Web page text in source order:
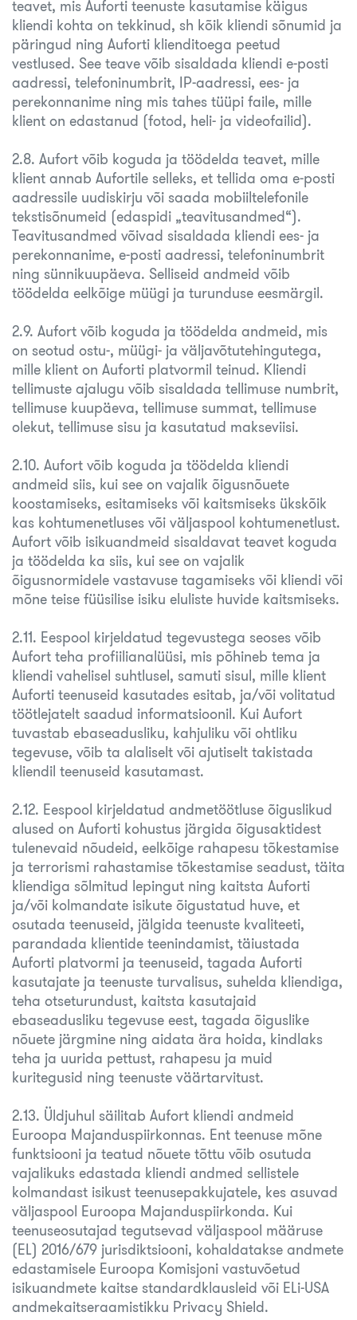
teavet, mis Auforti teenuste kasutamise käigus
kliendi kohta on tekkinud, sh kõik kliendi sõnumid ja
päringud ning Auforti klienditoega peetud
vestlused. See teave võib sisaldada kliendi e-posti
aadressi, telefoninumbrit, IP-aadressi, ees- ja
perekonnanime ning mis tahes tüüpi faile, mille
klient on edastanud (fotod, heli- ja videofailid).
2.8. Aufort võib koguda ja töödelda teavet, mille
klient annab Aufortile selleks, et tellida oma e-posti
aadressile uudiskirju või saada mobiiltelefonile
tekstisõnumeid (edaspidi „teavitusandmed“).
Teavitusandmed võivad sisaldada kliendi ees- ja
perekonnanime, e-posti aadressi, telefoninumbrit
ning sünnikuupäeva. Selliseid andmeid võib
töödelda eelkõige müügi ja turunduse eesmärgil.
2.9. Aufort võib koguda ja töödelda andmeid, mis
on seotud ostu-, müügi- ja väljavõtutehingutega,
mille klient on Auforti platvormil teinud. Kliendi
tellimuste ajalugu võib sisaldada tellimuse numbrit,
tellimuse kuupäeva, tellimuse summat, tellimuse
olekut, tellimuse sisu ja kasutatud makseviisi.
2.10. Aufort võib koguda ja töödelda kliendi
andmeid siis, kui see on vajalik õigusnõuete
koostamiseks, esitamiseks või kaitsmiseks ükskõik
kas kohtumenetluses või väljaspool kohtumenetlust.
Aufort võib isikuandmeid sisaldavat teavet koguda
ja töödelda ka siis, kui see on vajalik
õigusnormidele vastavuse tagamiseks või kliendi või
mõne teise füüsilise isiku eluliste huvide kaitsmiseks.
2.11. Eespool kirjeldatud tegevustega seoses võib
Aufort teha profiilianalüüsi, mis põhineb tema ja
kliendi vahelisel suhtlusel, samuti sisul, mille klient
Auforti teenuseid kasutades esitab, ja/või volitatud
töötlejatelt saadud informatsioonil. Kui Aufort
tuvastab ebaseadusliku, kahjuliku või ohtliku
tegevuse, võib ta alaliselt või ajutiselt takistada
kliendil teenuseid kasutamast.
2.12. Eespool kirjeldatud andmetöötluse õiguslikud
alused on Auforti kohustus järgida õigusaktidest
tulenevaid nõudeid, eelkõige rahapesu tõkestamise
ja terrorismi rahastamise tõkestamise seadust, täita
kliendiga sõlmitud lepingut ning kaitsta Auforti
ja/või kolmandate isikute õigustatud huve, et
osutada teenuseid, jälgida teenuste kvaliteeti,
parandada klientide teenindamist, täiustada
Auforti platvormi ja teenuseid, tagada Auforti
kasutajate ja teenuste turvalisus, suhelda kliendiga,
teha otseturundust, kaitsta kasutajaid
ebaseadusliku tegevuse eest, tagada õiguslike
nõuete järgmine ning aidata ära hoida, kindlaks
teha ja uurida pettust, rahapesu ja muid
kuritegusid ning teenuste väärtarvitust.
2.13. Üldjuhul säilitab Aufort kliendi andmeid
Euroopa Majanduspiirkonnas. Ent teenuse mõne
funktsiooni ja teatud nõuete tõttu võib osutuda
vajalikuks edastada kliendi andmed sellistele
kolmandast isikust teenusepakkujatele, kes asuvad
väljaspool Euroopa Majanduspiirkonda. Kui
teenuseosutajad tegutsevad väljaspool määruse
(EL) 2016/679 jurisdiktsiooni, kohaldatakse andmete
edastamisele Euroopa Komisjoni vastuvõetud
isikuandmete kaitse standardklausleid või ELi-USA
andmekaitseraamistikku Privacy Shield.